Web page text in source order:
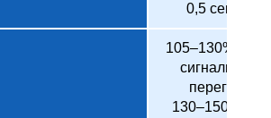
0,5 секунды
105–130%:
сигнализация
перегрузки
130–150%: